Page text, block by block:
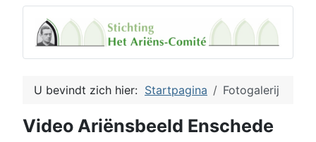
U bevindt zich hier: Startpagina Fotogalerij
Video Ariënsbeeld Enschede